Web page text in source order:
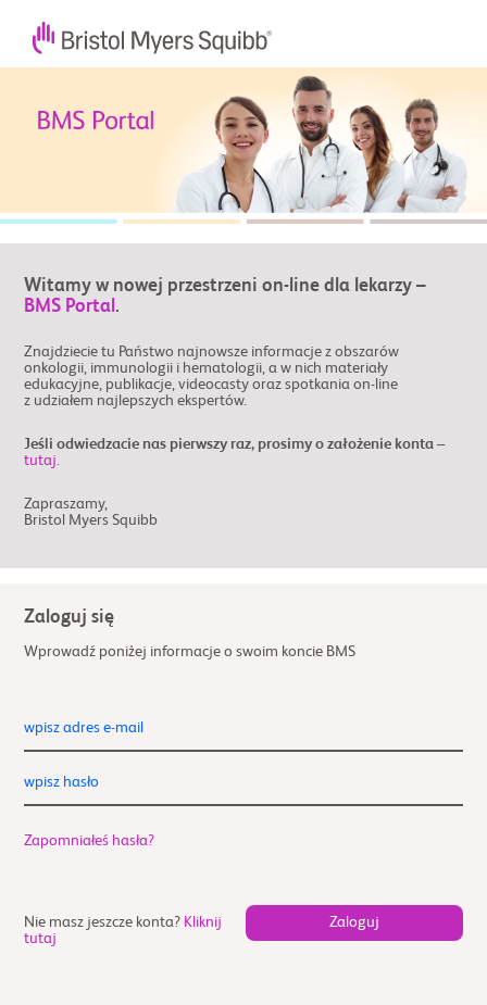
Witamy w nowej przestrzeni on-line dla lekarzy –
BMS Portal .
Znajdziecie tu Państwo najnowsze informacje z obszarów
onkologii, immunologii i hematologii, a w nich materiały
edukacyjne, publikacje, videocasty oraz spotkania on-line
z udziałem najlepszych ekspertów.
Jeśli odwiedzacie nas pierwszy raz, prosimy o założenie konta –
tutaj.
Zapraszamy,
Bristol Myers Squibb
Zaloguj się
Wprowadź poniżej informacje o swoim koncie BMS
wpisz adres e-mail
wpisz hasło
Zapomniałeś hasła?
Nie masz jeszcze konta? Kliknij
tutaj